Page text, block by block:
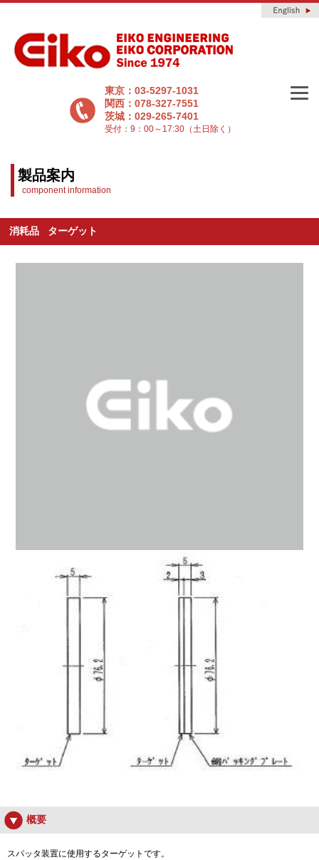
東京：03-5297-1031
関西：078-327-7551
茨城：029-265-7401
受付：9：00～17:30（土日除く）
製品案内
component information
消耗品 ターゲット
概要
スパッタ装置に使用するターゲットです。